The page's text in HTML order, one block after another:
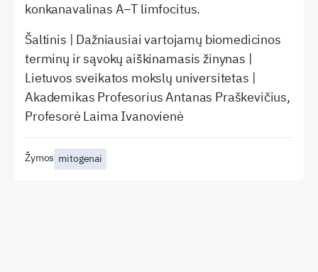
konkanavalinas A–T limfocitus.
Šaltinis | Dažniausiai vartojamų biomedicinos
terminų ir sąvokų aiškinamasis žinynas |
Lietuvos sveikatos mokslų universitetas |
Akademikas Profesorius Antanas Praškevičius,
Profesorė Laima Ivanovienė
Žymos mitogenai